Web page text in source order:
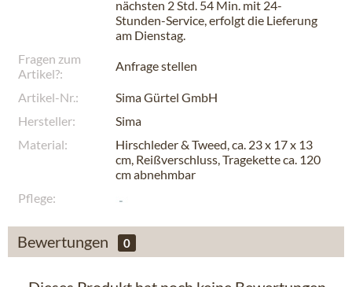
nächsten 2 Std. 54 Min. mit 24-
Stunden-Service, erfolgt die Lieferung
am Dienstag.
Fragen zum
Artikel?:
Anfrage stellen
Artikel-Nr.:
Sima Gürtel GmbH
Hersteller:
Sima
Material:
Hirschleder & Tweed, ca. 23 x 17 x 13
cm, Reißverschluss, Tragekette ca. 120
cm abnehmbar
Pflege:
Bewertungen 0